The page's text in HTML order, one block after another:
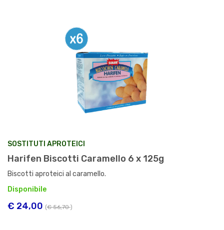
SOSTITUTI APROTEICI
Harifen Biscotti Caramello 6 x 125g
Biscotti aproteici al caramello.
Disponibile
€ 24,00 (€ 56,70)